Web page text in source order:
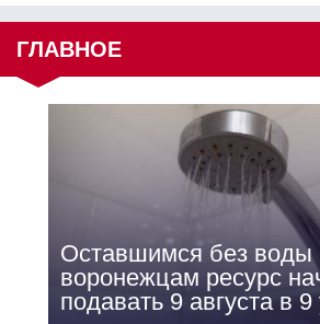
ГЛАВНОЕ
Оставшимся без воды
воронежцам ресурс
подавать 9 августа в 9